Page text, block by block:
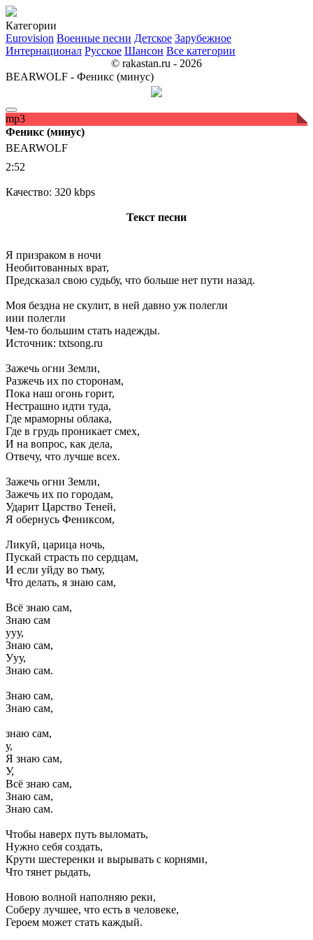
Категории
Eurovision Военные песни Детское Зарубежное
Интернационал Русское Шансон Все категории
© rakastan.ru - 2026
BEARWOLF - Феникс (минус)
mp3
Феникс (минус)
BEARWOLF
2:52
Качество: 320 kbps
Текст песни
Я призраком в ночи
Необитованных врат,
Предсказал свою судьбу, что больше нет пути назад.
Моя бездна не скулит, в ней давно уж полегли
иии полегли
Чем-то большим стать надежды.
Источник: txtsong.ru
Зажечь огни Земли,
Разжечь их по сторонам,
Пока наш огонь горит,
Нестрашно идти туда,
Где мраморны облака,
Где в грудь проникает смех,
И на вопрос, как дела,
Отвечу, что лучше всех.
Зажечь огни Земли,
Зажечь их по городам,
Ударит Царство Теней,
Я обернусь Фениксом,
Ликуй, царица ночь,
Пускай страсть по сердцам,
И если уйду во тьму,
Что делать, я знаю сам,
Всё знаю сам,
Знаю сам
ууу,
Знаю сам,
Ууу,
Знаю сам.
Знаю сам,
Знаю сам,
знаю сам,
у,
Я знаю сам,
У,
Всё знаю сам,
Знаю сам,
Знаю сам.
Чтобы наверх путь выломать,
Нужно себя создать,
Крути шестеренки и вырывать с корнями,
Что тянет рыдать,
Новою волной наполняю реки,
Соберу лучшее, что есть в человеке,
Героем может стать каждый.